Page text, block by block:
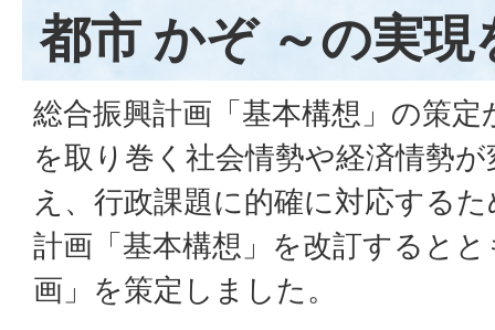
都市 かぞ ～の実現
総合振興計画「基本構想」の策
を取り巻く社会情勢や経済情勢
え、行政課題に的確に対応する
計画「基本構想」を改訂すると
画」を策定しました。